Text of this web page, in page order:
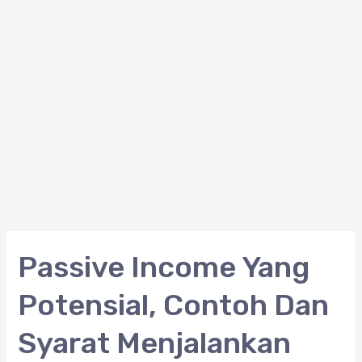
Passive Income Yang
Potensial, Contoh Dan
Syarat Menjalankan
Passive
Income
Yang
Contoh